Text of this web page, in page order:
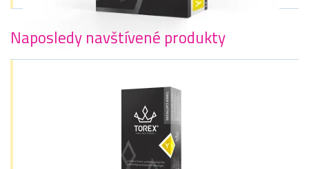
Naposledy navštívené produkty